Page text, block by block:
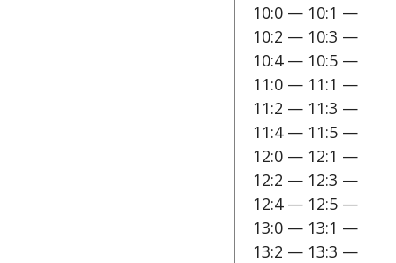
10:0 — 10:1 —
10:2 — 10:3 —
10:4 — 10:5 —
11:0 — 11:1 —
11:2 — 11:3 —
11:4 — 11:5 —
12:0 — 12:1 —
12:2 — 12:3 —
12:4 — 12:5 —
13:0 — 13:1 —
13:2 — 13:3 —